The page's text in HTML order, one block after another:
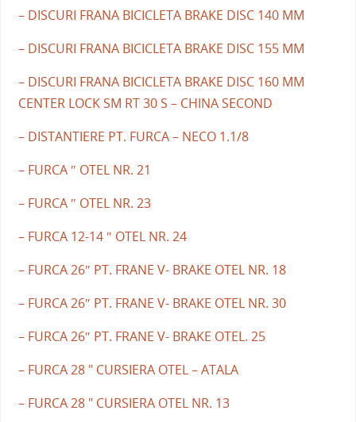
– DISCURI FRANA BICICLETA BRAKE DISC 140 MM
– DISCURI FRANA BICICLETA BRAKE DISC 155 MM
– DISCURI FRANA BICICLETA BRAKE DISC 160 MM
CENTER LOCK SM RT 30 S – CHINA SECOND
– DISTANTIERE PT. FURCA – NECO 1.1/8
– FURCA ″ OTEL NR. 21
– FURCA ″ OTEL NR. 23
– FURCA 12-14 ″ OTEL NR. 24
– FURCA 26″ PT. FRANE V- BRAKE OTEL NR. 18
– FURCA 26″ PT. FRANE V- BRAKE OTEL NR. 30
– FURCA 26″ PT. FRANE V- BRAKE OTEL. 25
– FURCA 28 " CURSIERA OTEL – ATALA
– FURCA 28 " CURSIERA OTEL NR. 13